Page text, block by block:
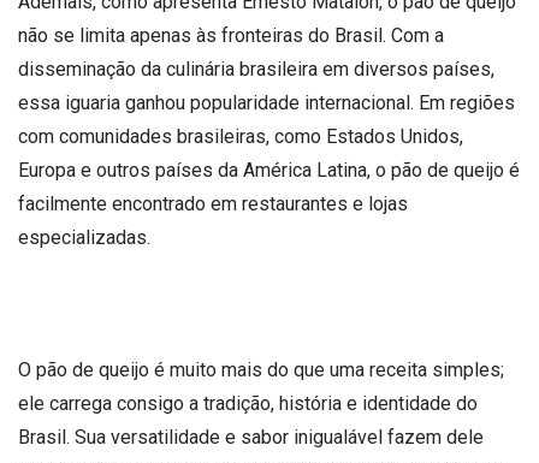
não se limita apenas às fronteiras do Brasil. Com a
disseminação da culinária brasileira em diversos países,
essa iguaria ganhou popularidade internacional. Em regiões
com comunidades brasileiras, como Estados Unidos,
Europa e outros países da América Latina, o pão de queijo é
facilmente encontrado em restaurantes e lojas
especializadas.
O pão de queijo é muito mais do que uma receita simples;
ele carrega consigo a tradição, história e identidade do
Brasil. Sua versatilidade e sabor inigualável fazem dele